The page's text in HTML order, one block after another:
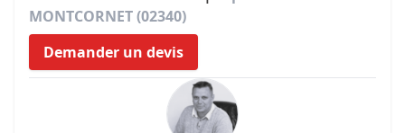
MONTCORNET (02340)
Demander un devis